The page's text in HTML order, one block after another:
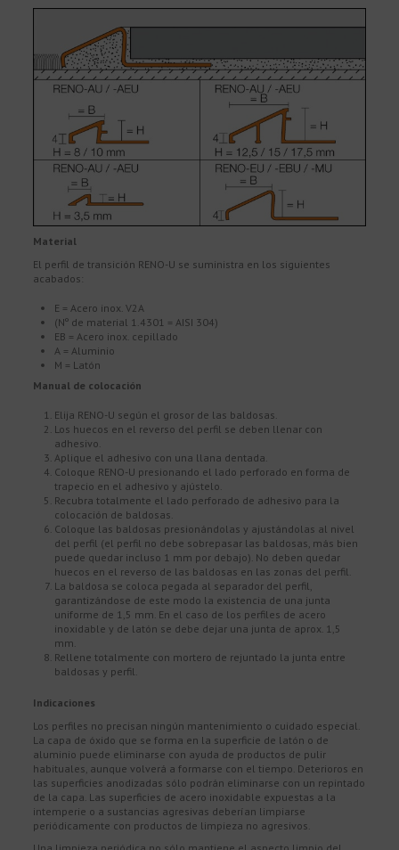
Material
El perfil de transición RENO-U se suministra en los siguientes
acabados:
E = Acero inox. V2A
(Nº de material 1.4301 = AISI 304)
EB = Acero inox. cepillado
A = Aluminio
M = Latón
Manual de colocación
Elija RENO-U según el grosor de las baldosas.
Los huecos en el reverso del perfil se deben llenar con
adhesivo.
Aplique el adhesivo con una llana dentada.
Coloque RENO-U presionando el lado perforado en forma de
trapecio en el adhesivo y ajústelo.
Recubra totalmente el lado perforado de adhesivo para la
colocación de baldosas.
Coloque las baldosas presionándolas y ajustándolas al nivel
del perfil (el perfil no debe sobrepasar las baldosas, más bien
puede quedar incluso 1 mm por debajo). No deben quedar
huecos en el reverso de las baldosas en las zonas del perfil.
La baldosa se coloca pegada al separador del perfil,
garantizándose de este modo la existencia de una junta
uniforme de 1,5 mm. En el caso de los perfiles de acero
inoxidable y de latón se debe dejar una junta de aprox. 1,5
mm.
Rellene totalmente con mortero de rejuntado la junta entre
baldosas y perfil.
Indicaciones
Los perfiles no precisan ningún mantenimiento o cuidado especial.
La capa de óxido que se forma en la superficie de latón o de
aluminio puede eliminarse con ayuda de productos de pulir
habituales, aunque volverá a formarse con el tiempo. Deterioros en
las superficies anodizadas sólo podrán eliminarse con un repintado
de la capa. Las superficies de acero inoxidable expuestas a la
intemperie o a sustancias agresivas deberían limpiarse
periódicamente con productos de limpieza no agresivos.